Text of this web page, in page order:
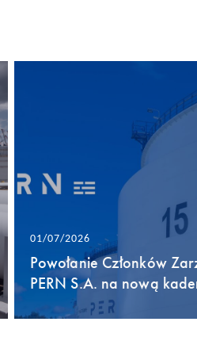
01/07/2026
Powołanie Członków
PERN S.A. na nową